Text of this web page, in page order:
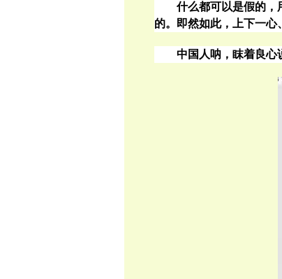
什么都可以是假的，
的。即然如此，上下一心
中国人呐，眜着良心